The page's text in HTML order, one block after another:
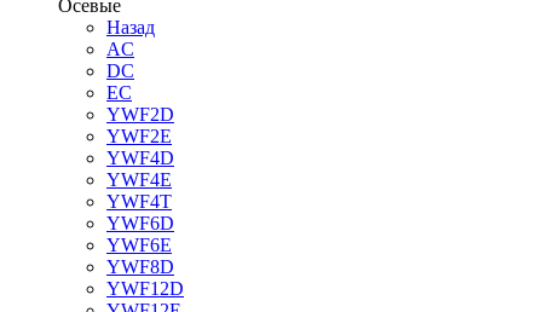
Осевые
Назад
AC
DC
EC
YWF2D
YWF2E
YWF4D
YWF4E
YWF4T
YWF6D
YWF6E
YWF8D
YWF12D